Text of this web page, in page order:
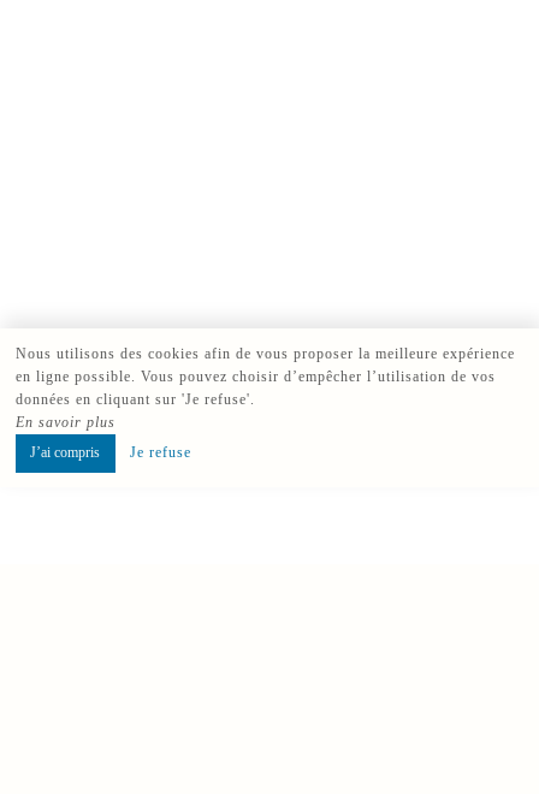
Nous utilisons des cookies afin de vous proposer la meilleure expérience
en ligne possible. Vous pouvez choisir d’empêcher l’utilisation de vos
données en cliquant sur 'Je refuse'.
En savoir plus
J’ai compris
Je refuse